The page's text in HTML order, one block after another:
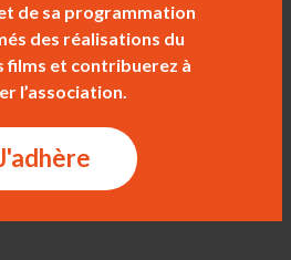
de sa programmation
des réalisations du
films et contribuerez à
l’association.